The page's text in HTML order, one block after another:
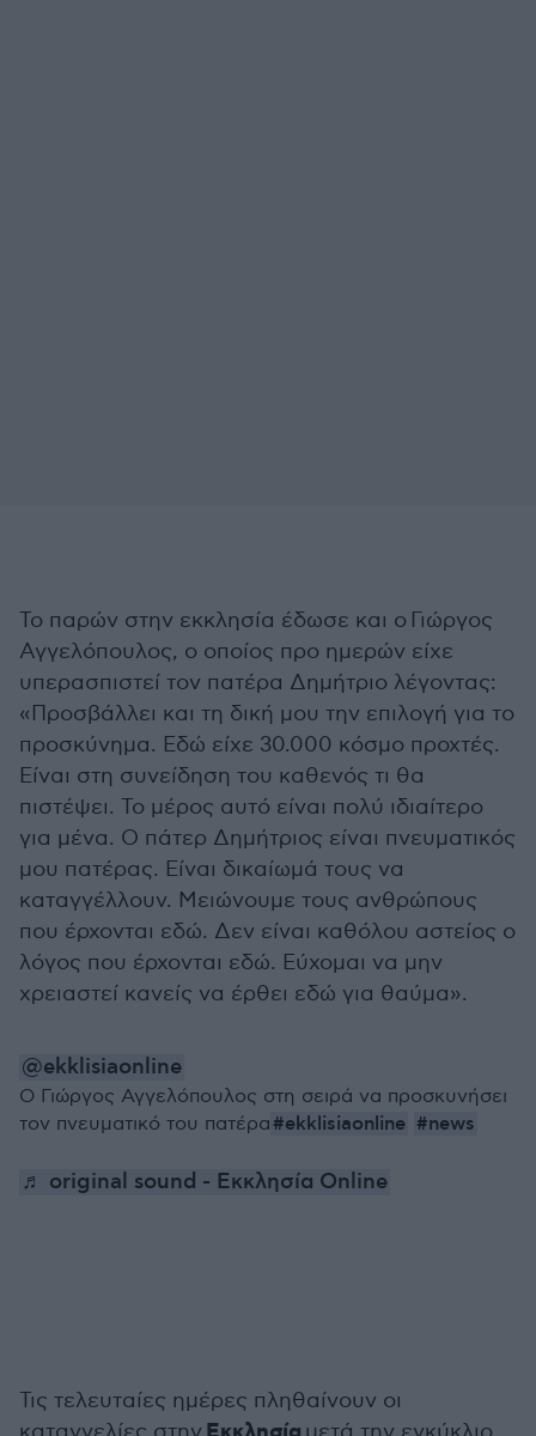
To παρών στην εκκλησία έδωσε και ο Γιώργος
Αγγελόπουλος, ο οποίος προ ημερών είχε
υπερασπιστεί τον πατέρα Δημήτριο λέγοντας:
«Προσβάλλει και τη δική μου την επιλογή για το
προσκύνημα. Εδώ είχε 30.000 κόσμο προχτές.
Είναι στη συνείδηση του καθενός τι θα
πιστέψει. Το μέρος αυτό είναι πολύ ιδιαίτερο
για μένα. Ο πάτερ Δημήτριος είναι πνευματικός
μου πατέρας. Είναι δικαίωμά τους να
καταγγέλλουν. Μειώνουμε τους ανθρώπους
που έρχονται εδώ. Δεν είναι καθόλου αστείος ο
λόγος που έρχονται εδώ. Εύχομαι να μην
χρειαστεί κανείς να έρθει εδώ για θαύμα».
@ekklisiaonline
Ο Γιώργος Αγγελόπουλος στη σειρά να προσκυνήσει
τον πνευματικό του πατέρα #ekklisiaonline #news
♬ original sound - Εκκλησία Online
Τις τελευταίες ημέρες πληθαίνουν οι